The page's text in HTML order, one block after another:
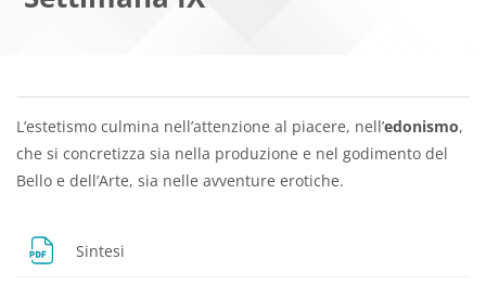
Bloklar
Bölüm anahatları
L’estetismo culmina nell’attenzione al piacere, nell’edonismo,
che si concretizza sia nella produzione e nel godimento del
Bello e dell’Arte, sia nelle avventure erotiche.
Sintesi